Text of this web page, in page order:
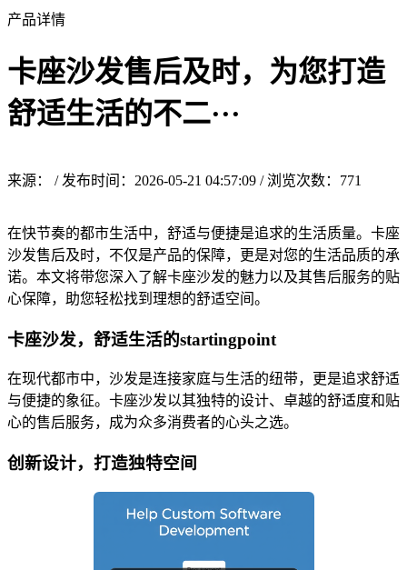
产品详情
卡座沙发售后及时，为您打造
舒适生活的不二···
来源： / 发布时间：2026-05-21 04:57:09 / 浏览次数： 771
在快节奏的都市生活中，舒适与便捷是追求的生活质量。卡座
沙发售后及时，不仅是产品的保障，更是对您的生活品质的承
诺。本文将带您深入了解卡座沙发的魅力以及其售后服务的贴
心保障，助您轻松找到理想的舒适空间。
卡座沙发，舒适生活的startingpoint
在现代都市中，沙发是连接家庭与生活的纽带，更是追求舒适
与便捷的象征。卡座沙发以其独特的设计、卓越的舒适度和贴
心的售后服务，成为众多消费者的心头之选。
创新设计，打造独特空间